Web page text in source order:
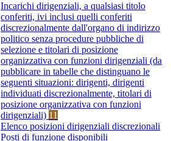
Incarichi dirigenziali, a qualsiasi titolo
conferiti, ivi inclusi quelli conferiti
discrezionalmente dall'organo di indirizzo
politico senza procedure pubbliche di
selezione e titolari di posizione
organizzativa con funzioni dirigenziali (da
pubblicare in tabelle che distinguano le
seguenti situazioni: dirigenti, dirigenti
individuati discrezionalmente, titolari di
posizione organizzativa con funzioni
dirigenziali) 11
Elenco posizioni dirigenziali discrezionali
Posti di funzione disponibili